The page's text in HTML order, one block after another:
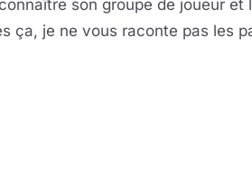
son groupe de joueur
ça, je ne vous raconte pas les